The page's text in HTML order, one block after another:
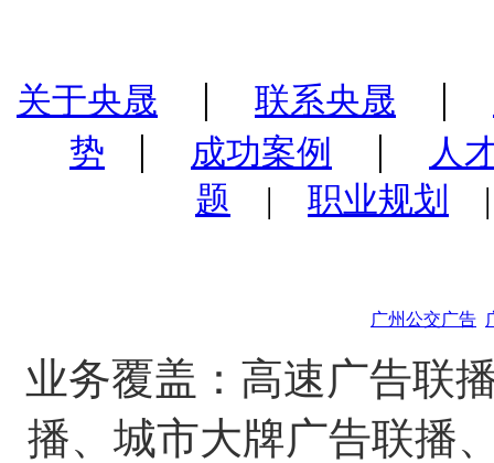
关于央晟 | 联系央晟 |
势
| 成功案例 |
人
题 | 职业规划
广州公交广告
业务覆盖：高速广告联
播、城市大牌广告联播